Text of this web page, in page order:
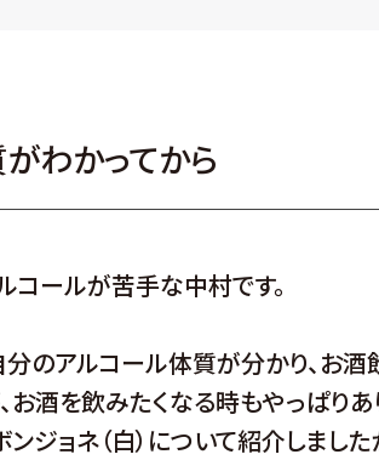
わかってから
コールが苦手な中村です。
分のアルコール体質が分かり、お
お酒を飲みたくなる時もやっぱりあ
ジョネ（白）について紹介しまし